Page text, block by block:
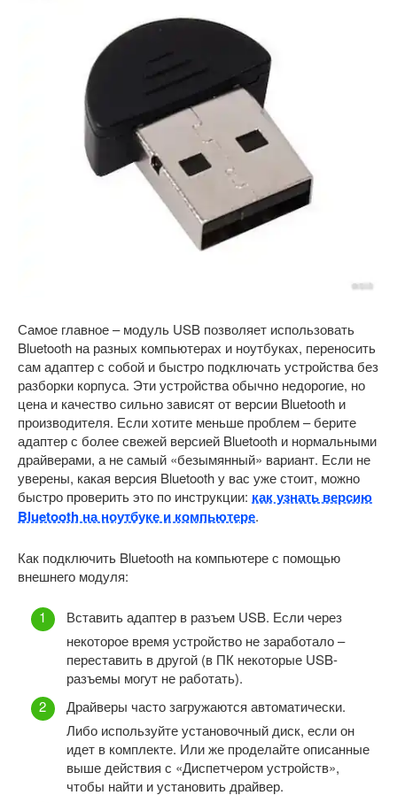
Самое главное – модуль USB позволяет использовать
Bluetooth на разных компьютерах и ноутбуках, переносить
сам адаптер с собой и быстро подключать устройства без
разборки корпуса. Эти устройства обычно недорогие, но
цена и качество сильно зависят от версии Bluetooth и
производителя. Если хотите меньше проблем – берите
адаптер с более свежей версией Bluetooth и нормальными
драйверами, а не самый «безымянный» вариант. Если не
уверены, какая версия Bluetooth у вас уже стоит, можно
быстро проверить это по инструкции: как узнать версию
Bluetooth на ноутбуке и компьютере.
Как подключить Bluetooth на компьютере с помощью
внешнего модуля:
Вставить адаптер в разъем USB. Если через
некоторое время устройство не заработало –
переставить в другой (в ПК некоторые USB-
разъемы могут не работать).
Драйверы часто загружаются автоматически.
Либо используйте установочный диск, если он
идет в комплекте. Или же проделайте описанные
выше действия с «Диспетчером устройств»,
чтобы найти и установить драйвер.